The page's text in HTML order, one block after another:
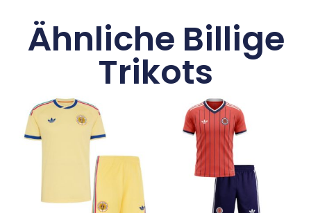
Ähnliche Billige
Trikots